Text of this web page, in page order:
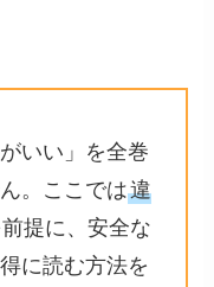
いい」を全巻
。ここでは違
前提に、安全な
に読む方法を